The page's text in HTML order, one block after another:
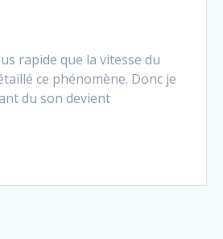
rapide que la vitesse du
ce phénomène. Donc je
du son devient